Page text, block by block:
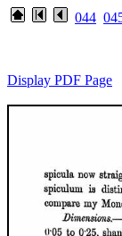
044
Display PDF Page